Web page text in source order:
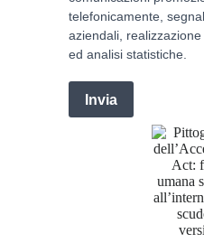
telefonicamente,
aziendali,
ed analisi statistiche.
Invia